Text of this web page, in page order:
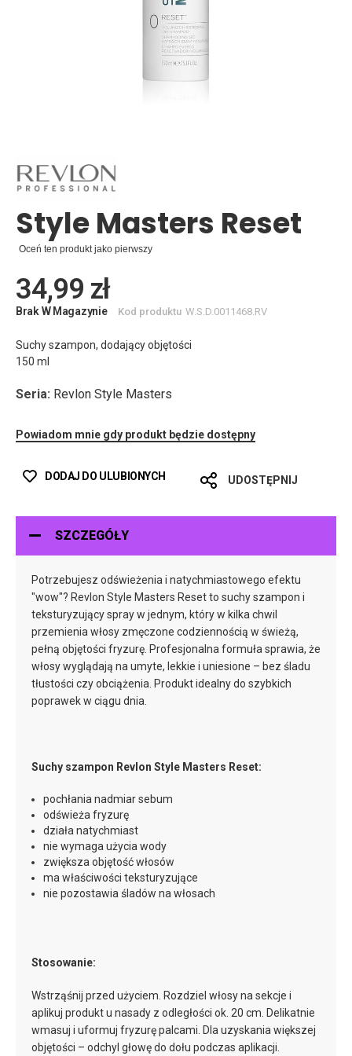
of
the
gallery
Style Masters Reset
Oceń ten produkt jako pierwszy
34,99 zł
Brak W Magazynie Kod produktu W.S.D.0011468.RV
Suchy szampon, dodający objętości
150 ml
Seria: Revlon Style Masters
Powiadom mnie gdy produkt będzie dostępny
DODAJ DO ULUBIONYCH UDOSTĘPNIJ
SZCZEGÓŁY
Potrzebujesz odświeżenia i natychmiastowego efektu
"wow"? Revlon Style Masters Reset to suchy szampon i
teksturyzujący spray w jednym, który w kilka chwil
przemienia włosy zmęczone codziennością w świeżą,
pełną objętości fryzurę. Profesjonalna formuła sprawia, że
włosy wyglądają na umyte, lekkie i uniesione – bez śladu
tłustości czy obciążenia. Produkt idealny do szybkich
poprawek w ciągu dnia.
Suchy szampon Revlon Style Masters Reset:
pochłania nadmiar sebum
odświeża fryzurę
działa natychmiast
nie wymaga użycia wody
zwiększa objętość włosów
ma właściwości teksturyzujące
nie pozostawia śladów na włosach
Stosowanie:
Wstrząśnij przed użyciem. Rozdziel włosy na sekcje i
aplikuj produkt u nasady z odległości ok. 20 cm. Delikatnie
wmasuj i uformuj fryzurę palcami. Dla uzyskania większej
objętości – odchyl głowę do dołu podczas aplikacji.